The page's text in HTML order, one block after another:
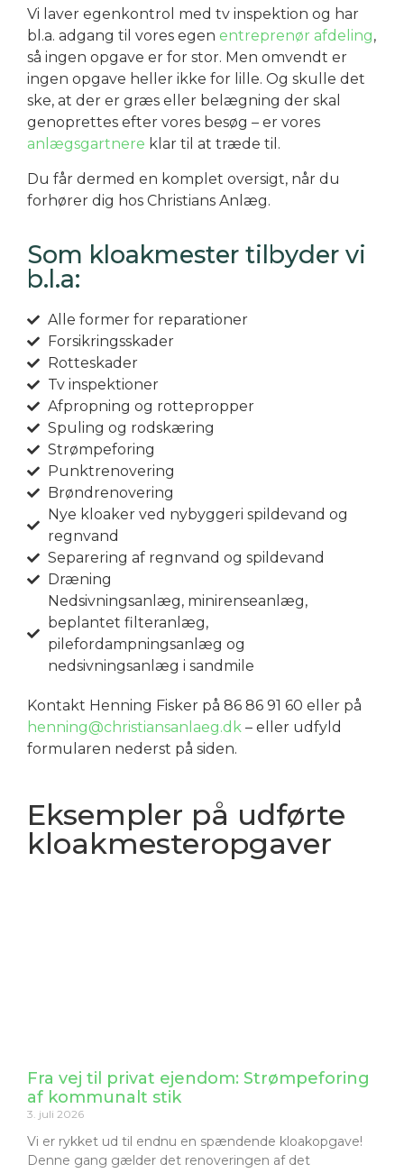
Vi laver egenkontrol med tv inspektion og har
bl.a. adgang til vores egen entreprenør afdeling,
så ingen opgave er for stor. Men omvendt er
ingen opgave heller ikke for lille. Og skulle det
ske, at der er græs eller belægning der skal
genoprettes efter vores besøg – er vores
anlægsgartnere klar til at træde til.
Du får dermed en komplet oversigt, når du
forhører dig hos Christians Anlæg.
Som kloakmester tilbyder vi
b.l.a:
Alle former for reparationer
Forsikringsskader
Rotteskader
Tv inspektioner
Afpropning og rottepropper
Spuling og rodskæring
Strømpeforing
Punktrenovering
Brøndrenovering
Nye kloaker ved nybyggeri spildevand og
regnvand
Separering af regnvand og spildevand
Dræning
Nedsivningsanlæg, minirenseanlæg,
beplantet filteranlæg,
pilefordampningsanlæg og
nedsivningsanlæg i sandmile
Kontakt Henning Fisker på 86 86 91 60 eller på
henning@christiansanlaeg.dk – eller udfyld
formularen nederst på siden.
Eksempler på udførte
kloakmesteropgaver
Fra vej til privat ejendom: Strømpeforing
af kommunalt stik
3. juli 2026
Vi er rykket ud til endnu en spændende kloakopgave!
Denne gang gælder det renoveringen af det